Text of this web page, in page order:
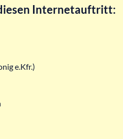
Internetauftritt:
e.Kfr.)